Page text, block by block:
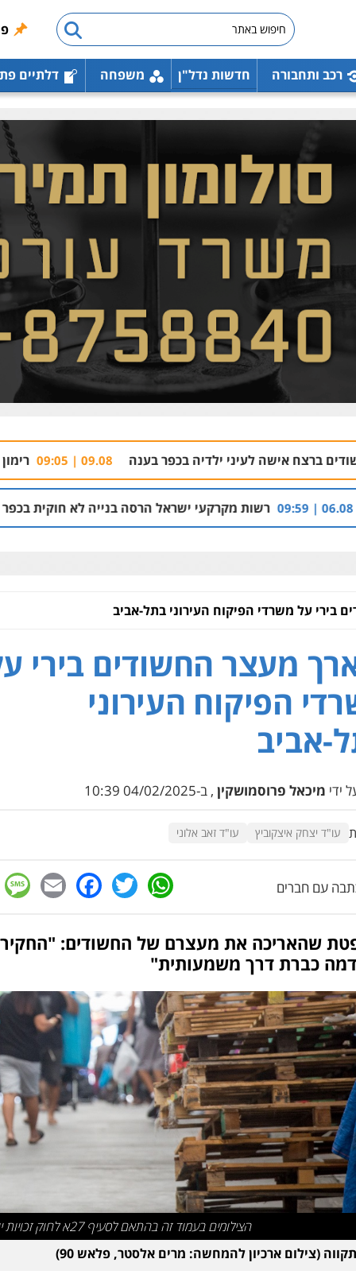
רכב ותחבורה חדשות נדל"ן משפחה דלתיים
ילדיה בכפר בענה 09.08 | 09:05 רימון התפוצץ סמוך
מקרקעי ישראל הרסה בנייה לא חוקית בכפר בענה שבגליל
בירי על משרדי הפיקוח העירוני בתל-אביב
מעצר החשודים בירי
הפיקוח העירוני
אביב
ידי מיכאל פרוסמושקין , ב-04/02/2025 10:39
עו"ד יצחק איצקוביץ עו"ד זאב אלוני
עם חברים WhatsApp
Twitter
שהאריכה את מעצרם של החשודים:
כברת דרך משמעותית"
הצילומים בעמוד זה בהתאם לסעיף 27א לחוק זכויות יוצרים
(צילום ארכיון להמחשה: מרים אלסטר, פלאש 90)